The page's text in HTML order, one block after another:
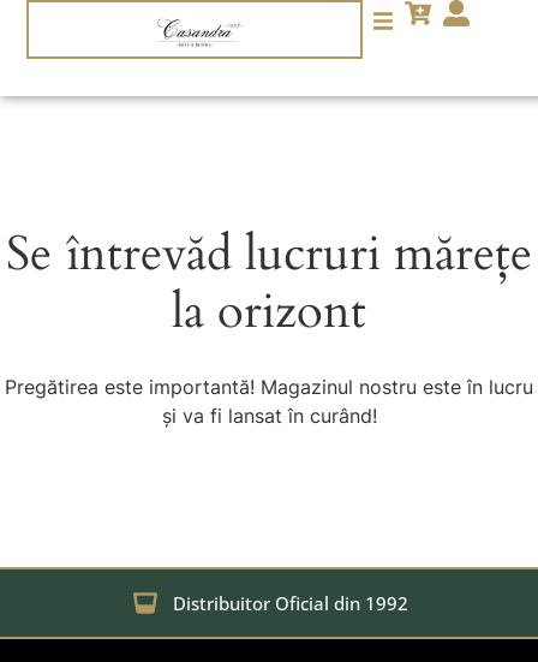
Se întrevăd lucruri mărețe
la orizont
Pregătirea este importantă! Magazinul nostru este în lucru
și va fi lansat în curând!
Distribuitor Oficial din 1992